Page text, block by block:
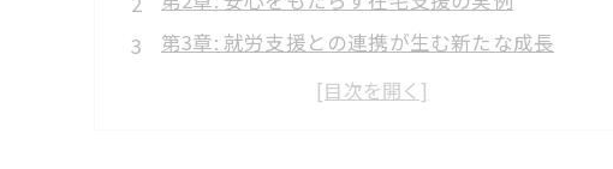
第3章: 就労支援との連携が生む新たな成長
第4章: 利用者の声が語る在宅支援の成功事例